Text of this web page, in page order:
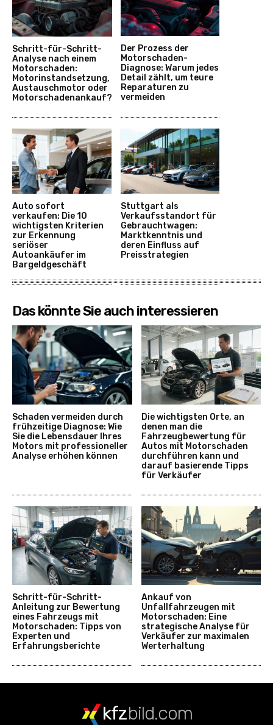
Schritt-für-Schritt-
Analyse nach einem
Motorschaden:
Motorinstandsetzung,
Austauschmotor oder
Motorschadenankauf?
Der Prozess der
Motorschaden-
Diagnose: Warum jedes
Detail zählt, um teure
Reparaturen zu
vermeiden
Auto sofort
verkaufen: Die 10
wichtigsten Kriterien
zur Erkennung
seriöser
Autoankäufer im
Bargeldgeschäft
Stuttgart als
Verkaufsstandort für
Gebrauchtwagen:
Marktkenntnis und
deren Einfluss auf
Preisstrategien
Das könnte Sie auch interessieren
Schaden vermeiden durch
frühzeitige Diagnose: Wie
Sie die Lebensdauer Ihres
Motors mit professioneller
Analyse erhöhen können
Die wichtigsten Orte, an
denen man die
Fahrzeugbewertung für
Autos mit Motorschaden
durchführen kann und
darauf basierende Tipps
für Verkäufer
Schritt-für-Schritt-
Anleitung zur Bewertung
eines Fahrzeugs mit
Motorschaden: Tipps von
Experten und
Erfahrungsberichte
Ankauf von
Unfallfahrzeugen mit
Motorschaden: Eine
strategische Analyse für
Verkäufer zur maximalen
Werterhaltung
kfzbild.com